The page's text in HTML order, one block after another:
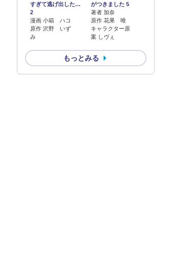
すぎて逃げ出した…
2
漫画 小箱 ハコ
原作 沢野 いず
み
がつきました 5
著者 加奈
原作 花果 唯
キャラクター原
案 しヴぇ
もっとみる